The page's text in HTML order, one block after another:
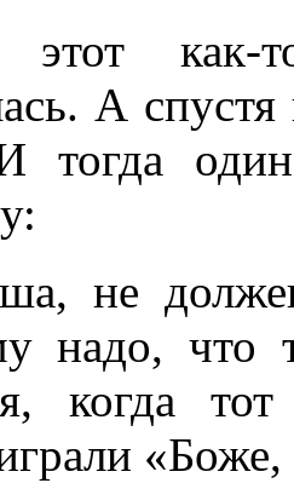
этот как-
А
тогда
не
надо,
когда тот
«Боже,